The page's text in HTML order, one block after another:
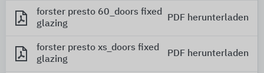
forster presto 60_doors fixed
glazing
PDF herunterladen
forster presto xs_doors fixed
glazing
PDF herunterladen